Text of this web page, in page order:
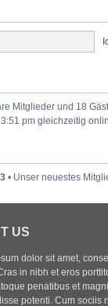
Mitglieder und 18
pm gleichzeitig
• Unser neuestes
US
dolor sit amet,
in nibh et eros
penatibus et
potenti. Cum sociis